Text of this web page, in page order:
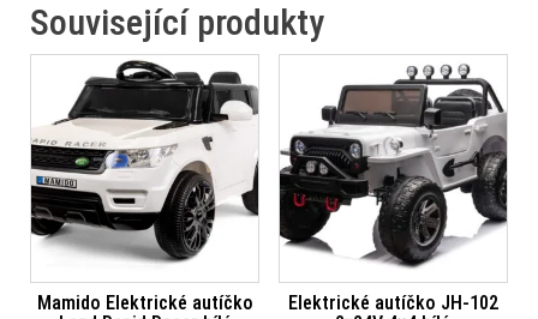
Související produkty
Mamido Elektrické autíčko
Elektrické autíčko JH-102